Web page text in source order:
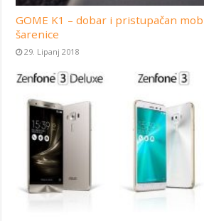
GOME K1 – dobar i pristupačan
šarenice
29. Lipanj 2018